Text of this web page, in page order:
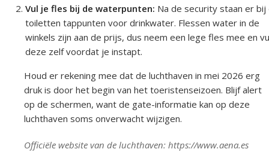
Vul je fles bij de waterpunten: Na de security staan er bij
toiletten tappunten voor drinkwater. Flessen water in de
winkels zijn aan de prijs, dus neem een lege fles mee en
deze zelf voordat je instapt.
Houd er rekening mee dat de luchthaven in mei 2026 erg
druk is door het begin van het toeristenseizoen. Blijf alert
op de schermen, want de gate-informatie kan op deze
luchthaven soms onverwacht wijzigen.
Officiële website van de luchthaven: https://www.aena.es